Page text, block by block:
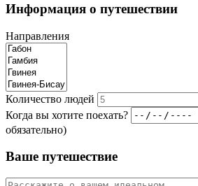
Информация о путешествии
Направления
Количество людей
Когда вы хотите поехать?
обязательно)
Ваше путешествие